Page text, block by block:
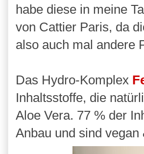
habe diese in meine
von Cattier Paris, da
also auch mal andere
Das Hydro-Komplex
Inhaltsstoffe, die
Aloe Vera. 77 % der
Anbau und sind